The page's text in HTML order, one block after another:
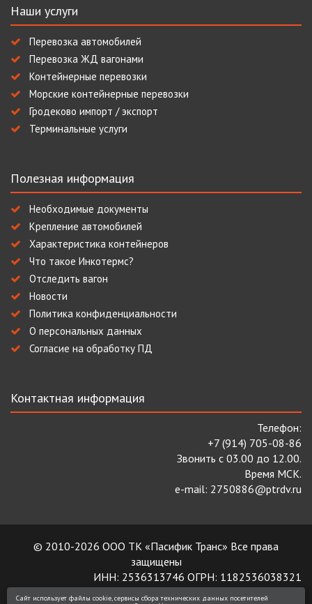
Наши услуги
Перевозка автомобилей
Перевозка ЖД вагонами
Контейнерные перевозки
Морские контейнерные перевозки
Гродеково импорт / экспорт
Терминальные услуги
Полезная информация
Необходимые документы
Крепление автомобилей
Характеристика контейнеров
Что такое Инкотермс?
Отследить вагон
Новости
Политика конфиденциальности
О персональных данных
Согласие на обработку ПД
Контактная информация
Телефон:
+7 (914) 705-08-86
Звонить с 03.00 до 12.00.
Время МСК.
e-mail: 2750886@ptrdv.ru
© 2010-2026 ООО ТК «Пасифик Транс» Все права
защищены
ИНН: 2536313746 ОГРН: 1182536038321
Сайт использует файлы cookie, сервисы сбора технических данных посетителей